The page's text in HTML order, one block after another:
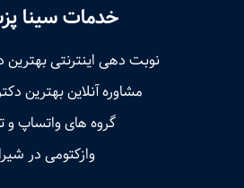
خدمات سینا
نوبت‌ دهی اینترنتی بهترین
مشاوره آنلاین بهترین
گروه های واتساپ و
وازکتومی در